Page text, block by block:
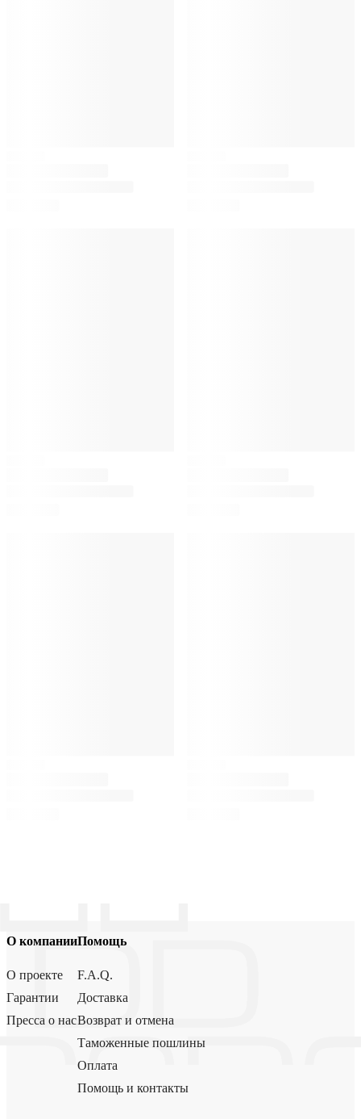
О компании
О проекте
Гарантии
Пресса о нас
Помощь
F.A.Q.
Доставка
Возврат и отмена
Таможенные пошлины
Оплата
Помощь и контакты